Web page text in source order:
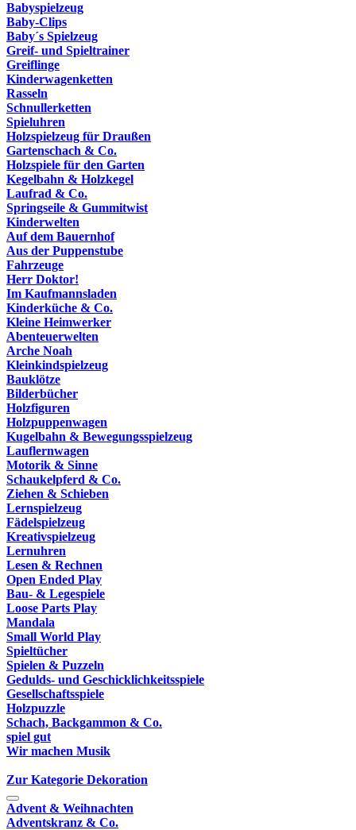
Babyspielzeug
Baby-Clips
Baby´s Spielzeug
Greif- und Spieltrainer
Greiflinge
Kinderwagenketten
Rasseln
Schnullerketten
Spieluhren
Holzspielzeug für Draußen
Gartenschach & Co.
Holzspiele für den Garten
Kegelbahn & Holzkegel
Laufrad & Co.
Springseile & Gummitwist
Kinderwelten
Auf dem Bauernhof
Aus der Puppenstube
Fahrzeuge
Herr Doktor!
Im Kaufmannsladen
Kinderküche & Co.
Kleine Heimwerker
Abenteuerwelten
Arche Noah
Kleinkindspielzeug
Bauklötze
Bilderbücher
Holzfiguren
Holzpuppenwagen
Kugelbahn & Bewegungsspielzeug
Lauflernwagen
Motorik & Sinne
Schaukelpferd & Co.
Ziehen & Schieben
Lernspielzeug
Fädelspielzeug
Kreativspielzeug
Lernuhren
Lesen & Rechnen
Open Ended Play
Bau- & Legespiele
Loose Parts Play
Mandala
Small World Play
Spieltücher
Spielen & Puzzeln
Gedulds- und Geschicklichkeitsspiele
Gesellschaftsspiele
Holzpuzzle
Schach, Backgammon & Co.
spiel gut
Wir machen Musik
Zur Kategorie Dekoration
Advent & Weihnachten
Adventskranz & Co.